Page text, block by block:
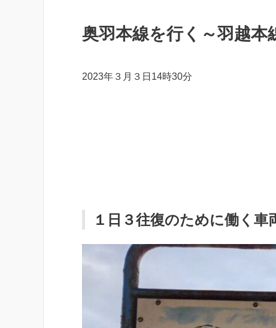
奥羽本線を行く～羽越
2023年３月３日14時30分
１日３往復のために働く車